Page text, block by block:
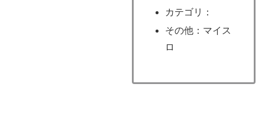
カテゴリ：
その他：マイス
ロ